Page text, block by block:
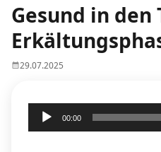
Gesund in den
29.07.2025
Audio-
Player
00:00